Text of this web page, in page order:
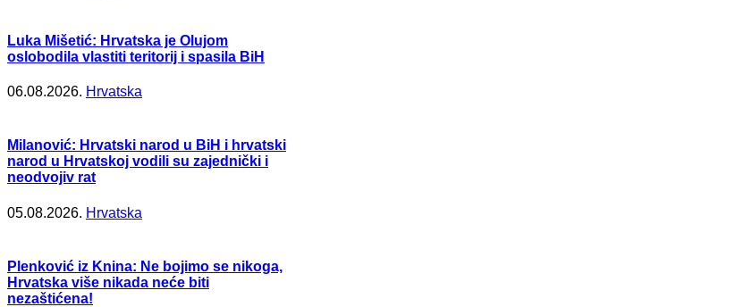
Luka Mišetić: Hrvatska je Olujom
oslobodila vlastiti teritorij i spasila BiH
06.08.2026. Hrvatska
Milanović: Hrvatski narod u BiH i hrvatski
narod u Hrvatskoj vodili su zajednički i
neodvojiv rat
05.08.2026. Hrvatska
Plenković iz Knina: Ne bojimo se nikoga,
Hrvatska više nikada neće biti
nezaštićena!